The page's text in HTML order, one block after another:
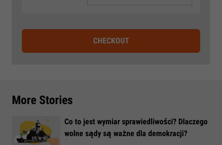
CHECKOUT
More Stories
Co to jest wymiar sprawiedliwości? Dlaczego
wolne sądy są ważne dla demokracji?